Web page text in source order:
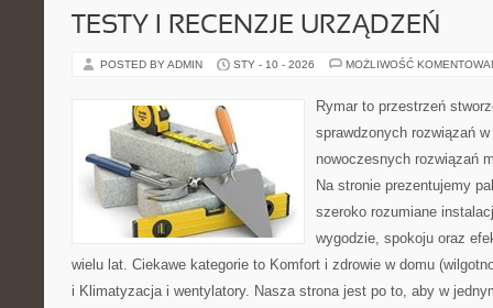
TESTY I RECENZJE URZĄDZEŃ
POSTED BY ADMIN STY - 10 - 2026 MOŻLIWOŚĆ
Rymar to przestrzeń
sprawdzonych rozwiązań
nowoczesnych rozwiązań
Na stronie prezentujemy
szeroko rozumiane
wygodzie, spokoju oraz
wielu lat. Ciekawe kategorie to Komfort i zdrowie w domu
i Klimatyzacja i wentylatory. Nasza strona jest po to, aby w